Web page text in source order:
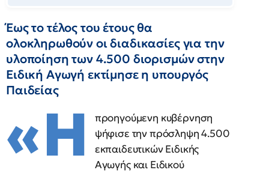
Έως το τέλος του έτους θα
ολοκληρωθούν οι διαδικασίες για την
υλοποίηση των 4.500 διορισμών στην
Ειδική Αγωγή εκτίμησε η υπουργός
Παιδείας
«Η
προηγούμενη κυβέρνηση
ψήφισε την πρόσληψη 4.500
εκπαιδευτικών Ειδικής
Αγωγής και Ειδικού